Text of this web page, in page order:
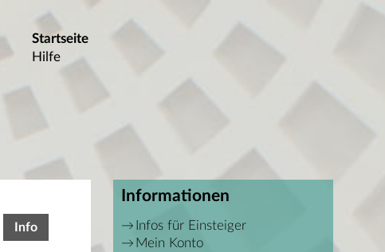
Startseite
Hilfe
Info
Informationen
Infos für Einsteiger
Mein Konto